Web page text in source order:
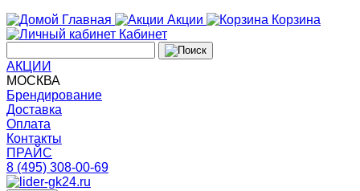
Главная
Акции
Корзина
Кабинет
АКЦИИ
МОСКВА
Брендирование
Доставка
Оплата
Контакты
ПРАЙС
8 (495) 308-00-69